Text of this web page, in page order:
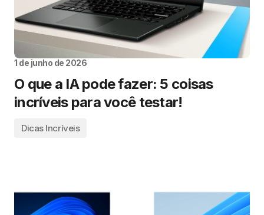
1 de junho de 2026
O que a IA pode fazer: 5 coisas
incríveis para você testar!
Dicas Incríveis